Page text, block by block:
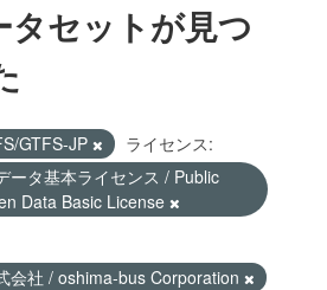
タセットが見つ
GTFS-JP
ライセンス:
ータ基本ライセンス / Public
Data Basic License
会社 / oshima-bus Corporation